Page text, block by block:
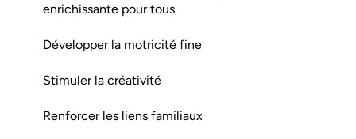
enrichissante pour tous
Développer la motricité fine
Stimuler la créativité
Renforcer les liens familiaux